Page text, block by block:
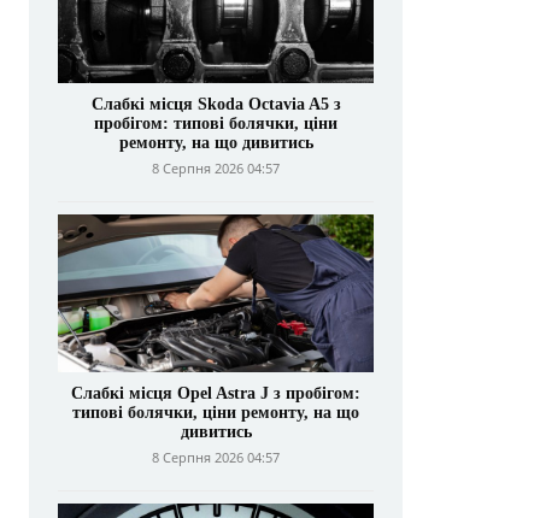
Слабкі місця Skoda Octavia A5 з
пробігом: типові болячки, ціни
ремонту, на що дивитись
8 Серпня 2026 04:57
Слабкі місця Opel Astra J з пробігом:
типові болячки, ціни ремонту, на що
дивитись
8 Серпня 2026 04:57